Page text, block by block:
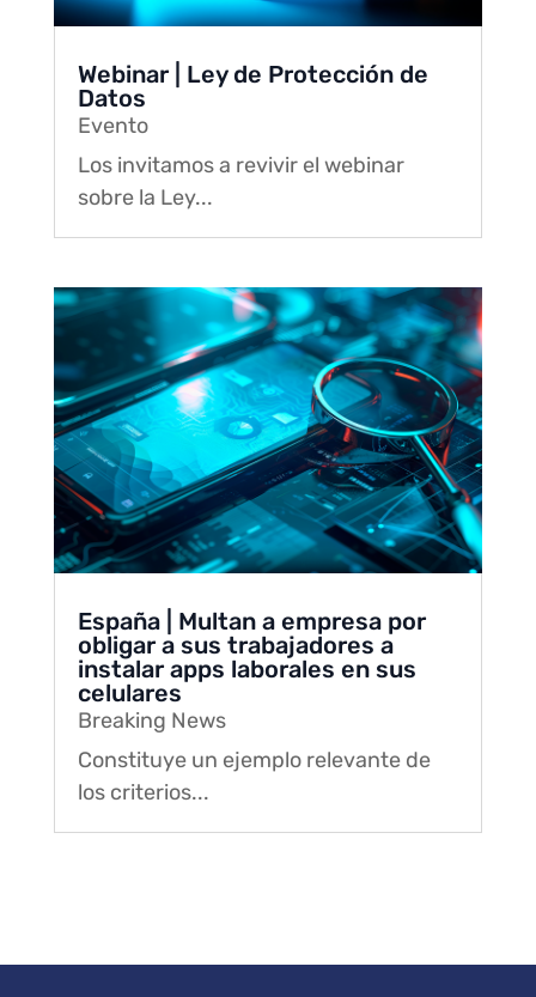
Webinar | Ley de Protección de
Datos
Evento
Los invitamos a revivir el webinar
sobre la Ley...
España | Multan a empresa por
obligar a sus trabajadores a
instalar apps laborales en sus
celulares
Breaking News
Constituye un ejemplo relevante de
los criterios...